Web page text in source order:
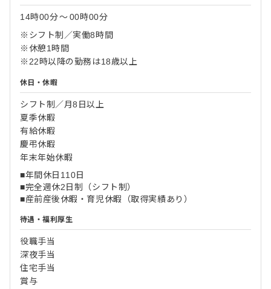
14時00分〜00時00分
※シフト制／実働8時間
※休憩1時間
※22時以降の勤務は18歳以上
休日・休暇
シフト制／月8日以上
夏季休暇
有給休暇
慶弔休暇
年末年始休暇
■年間休日110日
■完全週休2日制（シフト制）
■産前産後休暇・育児休暇（取得実績あり）
待遇・福利厚生
役職手当
深夜手当
住宅手当
賞与